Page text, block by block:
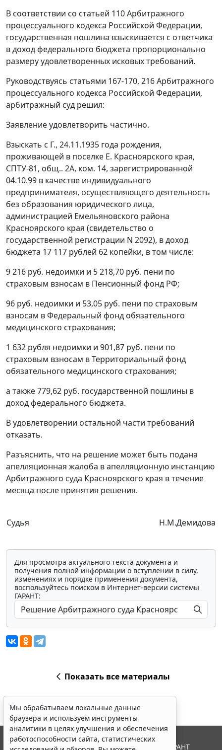
В соответствии со статьей 110Арбитражного
процессуального кодекса Российской Федерации,
государственная пошлина взыскивается с ответчика
в доход федерального бюджета пропорционально
размеру удовлетворенных исковых требований.
Руководствуясь статьями 167-170, 216Арбитражного
процессуального кодекса Российской Федерации,
арбитражный суд решил:
Заявление удовлетворить частично.
Взыскать с Г., 24.11.1935 года рождения,
проживающей в поселке Е. Красноярского края,
СПТУ-81, общ.. 2А, ком. 14, зарегистрированной
04.10.99 в качестве индивидуального
предпринимателя, осуществляющего деятельность
без образования юридического лица,
администрацией Емельяновского района
Красноярского края (свидетельство о
государственной регистрации N 2092), в доход
бюджета 17 117 рублей 62 копейки, в том числе:
9 216 руб. недоимки и 5 218,70 руб. пени по
страховым взносам в Пенсионный фонд РФ;
96 руб. недоимки и 53,05 руб. пени по страховым
взносам в Федеральный фонд обязательного
медицинского страхования;
1 632 рубля недоимки и 901,87 руб. пени по
страховым взносам в Территориальный фонд
обязательного медицинского страхования;
а также 779,62 руб. государственной пошлины в
доход федерального бюджета.
В удовлетворении остальной части требований
отказать.
Разъяснить, что на решение может быть подана
апелляционная жалоба в апелляционную инстанцию
Арбитражного суда Красноярского края в течение
месяца после принятия решения.
Судья Н.М.Демидова
Для просмотра актуального текста документа и
получения полной информации о вступлении в силу,
изменениях и порядке применения документа,
воспользуйтесь поиском в Интернет-версии системы
ГАРАНТ:
Показать все материалы
Мы обрабатываем локальные данные
браузера и используем инструменты
аналитики в целях улучшения и обеспечения
работоспособности сайта, статистических
© ООО "НПП "ГАРАНТ-СЕРВИС", 2026. Система ГАРАНТ